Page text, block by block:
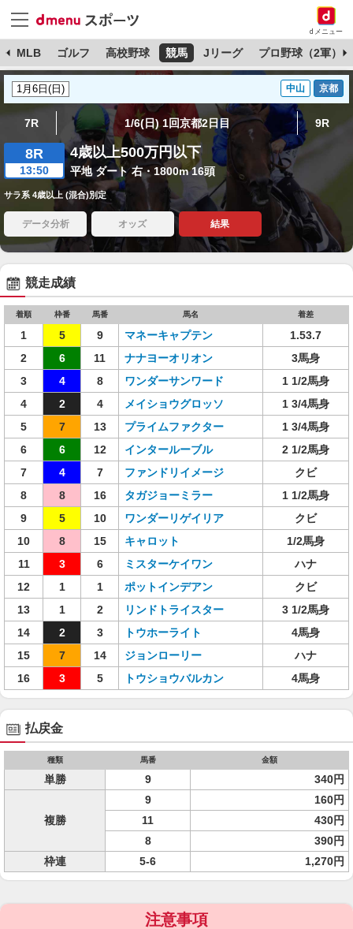
dメニュー
MLB ゴルフ 高校野球 競馬 Jリーグ プロ野球（2軍）
中山 京都
7R 1/6(日) 1回京都2日目 9R
8R
13:50
4歳以上500万円以下
平地 ダート 右・1800m 16頭
サラ系 4歳以上 (混合)別定
データ分析 オッズ 結果
競走成績
着順 枠番 馬番 馬名 着差
1 5 9 マネーキャプテン
1.53.7
2
6 11 ナナヨーオリオン
3馬身
3
4 8 ワンダーサンワード
1 1/2馬身
4
2 4 メイショウグロッソ
1 3/4馬身
5
7 13 プライムファクター
1 3/4馬身
6
6 12 インタールーブル
2 1/2馬身
7
4 7 ファンドリイメージ
クビ
8
8 16 タガジョーミラー
1 1/2馬身
9
5 10 ワンダーリゲイリア
クビ
10
8 15 キャロット
1/2馬身
11
3 6 ミスターケイワン
ハナ
12
1 1 ポットインデアン
クビ
13
1 2 リンドトライスター
3 1/2馬身
14
2 3 トウホーライト
4馬身
15
7 14 ジョンローリー
ハナ
16
3 5 トウショウバルカン 4馬身
払戻金
種類 馬番 金額
単勝 9 340円
複勝
9
160円
11
430円
8
390円
枠連
5-6 1,270円
注意事項